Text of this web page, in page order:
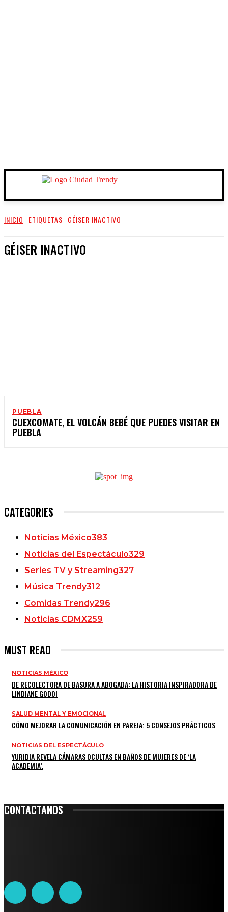
INICIO ETIQUETAS GÉISER INACTIVO
GÉISER INACTIVO
PUEBLA
CUEXCOMATE, EL VOLCÁN BEBÉ QUE PUEDES VISITAR EN
PUEBLA
CATEGORIES
Noticias México383
Noticias del Espectáculo329
Series TV y Streaming327
Música Trendy312
Comidas Trendy296
Noticias CDMX259
MUST READ
NOTICIAS MÉXICO
DE RECOLECTORA DE BASURA A ABOGADA: LA HISTORIA INSPIRADORA DE
LINDIANE GODOI
SALUD MENTAL Y EMOCIONAL
CÓMO MEJORAR LA COMUNICACIÓN EN PAREJA: 5 CONSEJOS PRÁCTICOS
NOTICIAS DEL ESPECTÁCULO
YURIDIA REVELA CÁMARAS OCULTAS EN BAÑOS DE MUJERES DE ‘LA
ACADEMIA’.
CONTACTANOS